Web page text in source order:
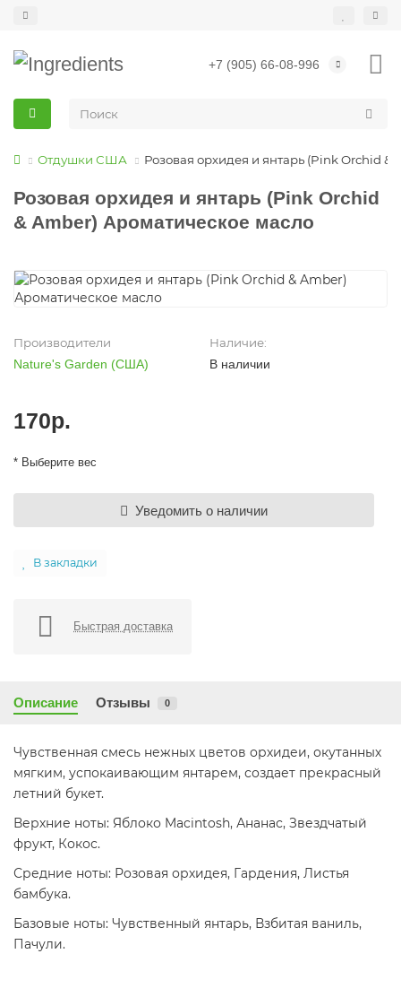
+7 (905) 66-08-996
Отдушки США Розовая орхидея и янтарь (Pink Orchid
Розовая орхидея и янтарь (Pink Orchid
& Amber) Ароматическое масло
Производители
Nature's Garden (США)
Наличие:
В наличии
170р.
* Выберите вес
Уведомить о наличии
В закладки
Быстрая доставка
Описание Отзывы 0
Чувственная смесь нежных цветов орхидеи, окутанных
мягким, успокаивающим янтарем, создает прекрасный
летний букет.
Верхние ноты: Яблоко Macintosh, Ананас, Звездчатый
фрукт, Кокос.
Средние ноты: Розовая орхидея, Гардения, Листья
бамбука.
Базовые ноты: Чувственный янтарь, Взбитая ваниль,
Пачули.